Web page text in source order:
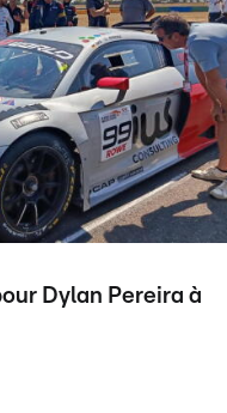
Dylan Pereira à